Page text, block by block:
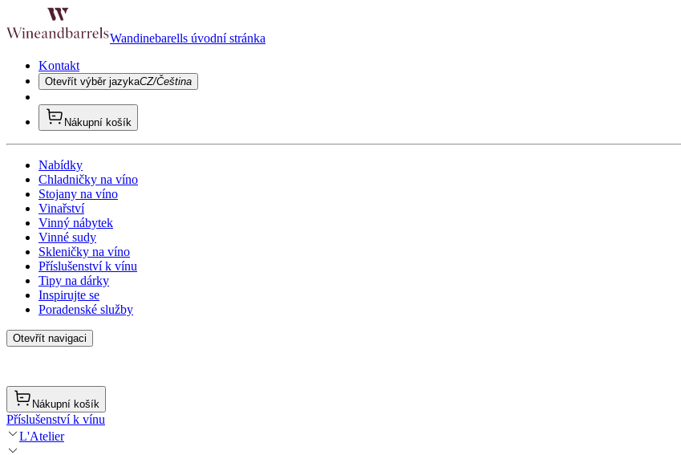
Wandinebarells úvodní stránka
Kontakt
Otevřít výběr jazykaCZ/Čeština
Nákupní košík
Nabídky
Chladničky na víno
Stojany na víno
Vinařství
Vinný nábytek
Vinné sudy
Skleničky na víno
Příslušenství k vínu
Tipy na dárky
Inspirujte se
Poradenské služby
Otevřít navigaci
Nákupní košík
Příslušenství k vínu
L'Atelier